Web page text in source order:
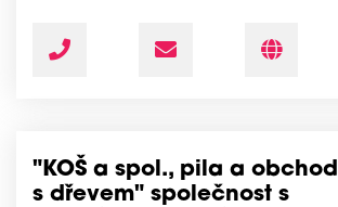
"KOŠ a spol., pila a obchod
s dřevem" společnost s